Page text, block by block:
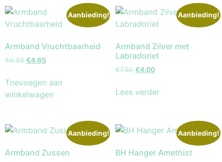
Aanbieding!
Armband Vruchtbaarheid
€6.95 €4.65
Toevoegen aan
winkelwagen
Aanbieding!
Armband Zilver met
Labradoriet
€7.50 €4.00
Lees verder
Aanbieding!
Armband Zussen
Aanbieding!
BH Hanger Amethist